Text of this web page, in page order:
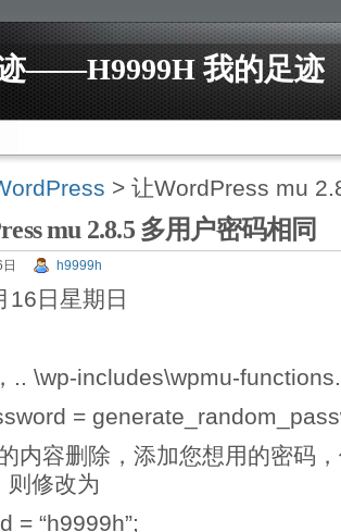
——H9999H 我的足迹
> 让WordPress mu
mu 2.8.5 多用户密码相同
h9999h
16日星期日
.. \wp-includes\wpmu-
=
内容删除，添加您想用的密码
则修改为
= “h9999h”;